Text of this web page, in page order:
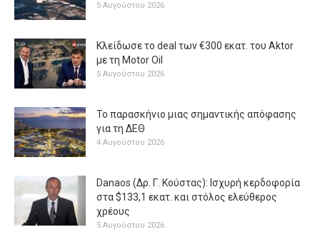
5 Αυγούστου 2026
Κλείδωσε το deal των €300 εκατ. του Aktor
με τη Μotor Oil
5 Αυγούστου 2026
Το παρασκήνιο μιας σημαντικής απόφασης
για τη ΔΕΘ
4 Αυγούστου 2026
Danaos (Δρ. Γ. Κούστας): Ισχυρή κερδοφορία
στα $133,1 εκατ. και στόλος ελεύθερος
χρέους
5 Αυγούστου 2026